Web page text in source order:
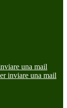
una mail
inviare una mail